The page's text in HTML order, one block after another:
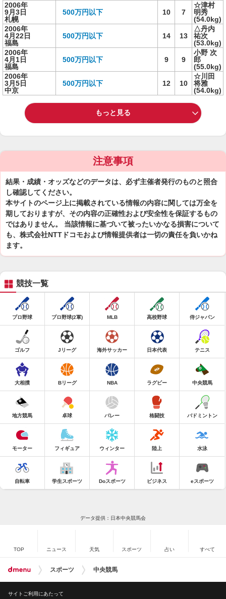
2006年
9月3日
札幌
500万円以下 10 7
☆津村
明秀
(54.0kg)
2006年
4月22日
福島
500万円以下 14 13
△丹内
祐次
(53.0kg)
2006年
4月1日
福島
500万円以下 9 9
小野 次
郎
(55.0kg)
2006年
3月5日
中京
500万円以下 12 10
☆川田
将雅
(54.0kg)
もっと見る
注意事項
結果・成績・オッズなどのデータは、必ず主催者発行のものと照合
し確認してください。
本サイトのページ上に掲載されている情報の内容に関しては万全を
期しておりますが、その内容の正確性および安全性を保証するもの
ではありません。 当該情報に基づいて被ったいかなる損害について
も、株式会社NTTドコモおよび情報提供者は一切の責任を負いかね
ます。
競技一覧
プロ野球 プロ野球(2軍) MLB 高校野球 侍ジャパン
ゴルフ Jリーグ 海外サッカー 日本代表 テニス
大相撲 Bリーグ NBA ラグビー 中央競馬
地方競馬 卓球 バレー 格闘技 バドミントン
モーター フィギュア ウィンター 陸上 水泳
自転車 学生スポーツ Doスポーツ ビジネス eスポーツ
データ提供：日本中央競馬会
TOP ニュース 天気 スポーツ 占い すべて
スポーツ 中央競馬
サイトご利用にあたって